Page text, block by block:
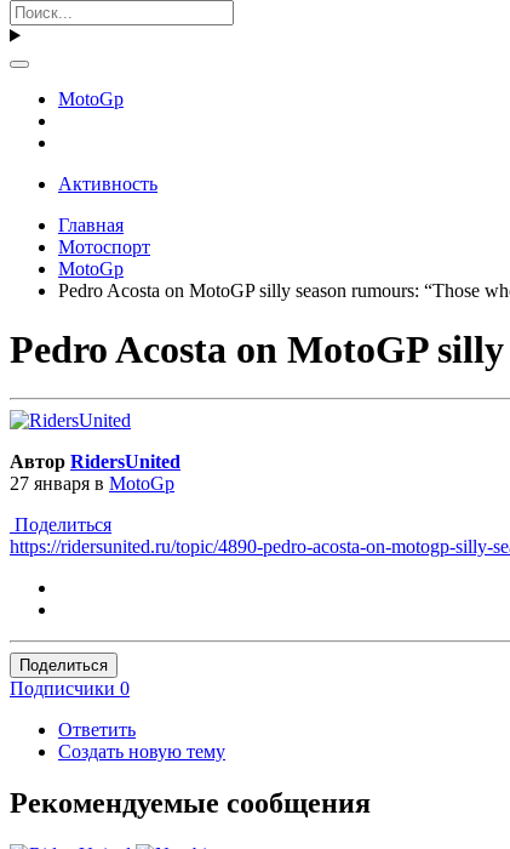
MotoGp
Активность
Главная
Мотоспорт
MotoGp
Pedro Acosta on MotoGP silly season rumours: “Those
Pedro Acosta on MotoGP
Автор RidersUnited
27 января в MotoGp
Поделиться
https://ridersunited.ru/topic/4890-pedro-acosta-on-motogp-
Поделиться
Подписчики 0
Ответить
Создать новую тему
Рекомендуемые сообщения